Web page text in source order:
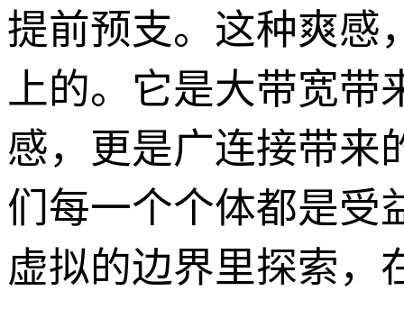
提前预支。这种爽感
上的。它是大带宽带
感，更是广连接带来
们每一个个体都是受
虚拟的边界里探索，